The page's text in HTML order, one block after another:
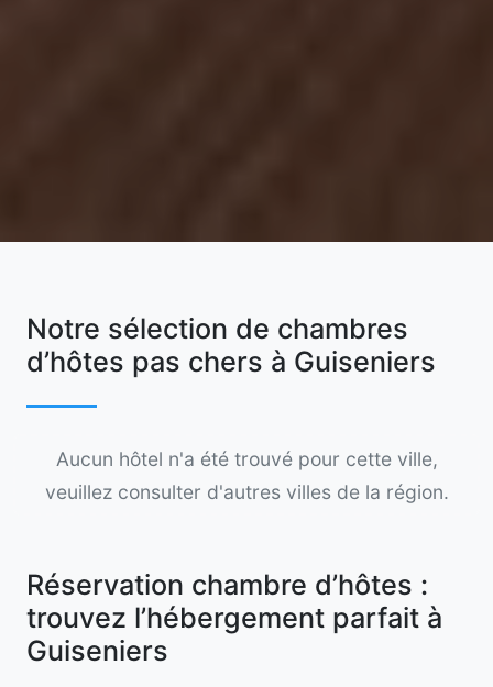
Notre sélection de chambres
d’hôtes pas chers à Guiseniers
Aucun hôtel n'a été trouvé pour cette ville,
veuillez consulter d'autres villes de la région.
Réservation chambre d’hôtes :
trouvez l’hébergement parfait à
Guiseniers